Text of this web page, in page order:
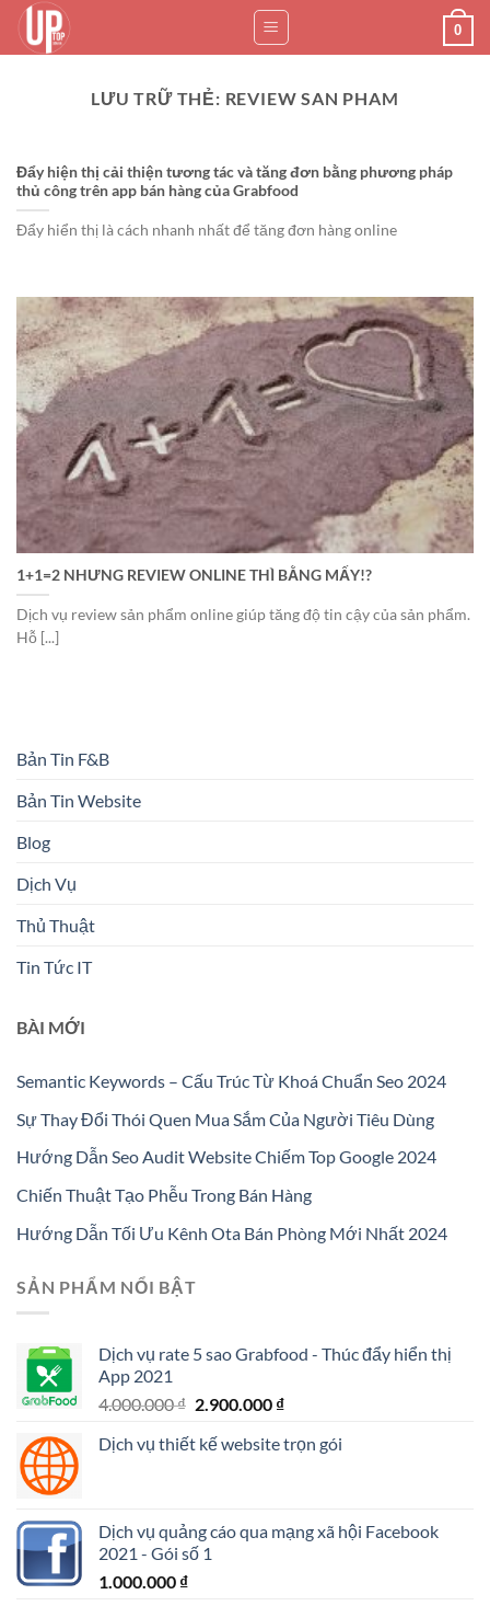
qua
0
LƯU TRỮ THẺ: REVIEW SAN PHAM
Đẩy hiện thị cải thiện tương tác và tăng đơn bằng phương pháp
thủ công trên app bán hàng của Grabfood
Đẩy hiển thị là cách nhanh nhất để tăng đơn hàng online
1+1=2 NHƯNG REVIEW ONLINE THÌ BẰNG MẤY!?
Dịch vụ review sản phẩm online giúp tăng độ tin cậy của sản phẩm.
Hỗ [...]
Bản Tin F&B
Bản Tin Website
Blog
Dịch Vụ
Thủ Thuật
Tin Tức IT
BÀI MỚI
Semantic Keywords – Cấu Trúc Từ Khoá Chuẩn Seo 2024
Sự Thay Đổi Thói Quen Mua Sắm Của Người Tiêu Dùng
Hướng Dẫn Seo Audit Website Chiếm Top Google 2024
Chiến Thuật Tạo Phễu Trong Bán Hàng
Hướng Dẫn Tối Ưu Kênh Ota Bán Phòng Mới Nhất 2024
SẢN PHẨM NỔI BẬT
Dịch vụ rate 5 sao Grabfood - Thúc đẩy hiển thị
App 2021
4.000.000₫ Giá
là:
2.900.000 ₫Giá
tại
Dịch vụ thiết kế website trọn gói
Dịch vụ quảng cáo qua mạng xã hội Facebook
2021 - Gói số 1
1.000.000 ₫